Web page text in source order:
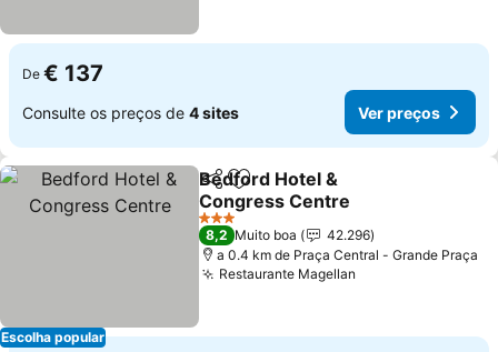
De € 137
Consulte os preços de 4 sites Ver preços
Escolha popular
PartilharAdicionar aos favoritos
Bedford Hotel &
Congress Centre
3 Estrelas
8,2 Muito boa
42.296
a 0.4 km de Praça Central - Grande Praça
Restaurante Magellan